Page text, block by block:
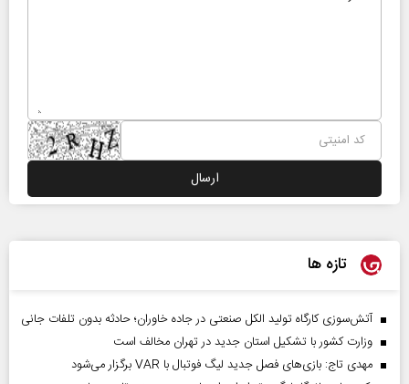
تازه ها
آتش‌سوزی کارگاه تولید الکل صنعتی در جاده خاوران؛ حادثه بدون تلفات جانی
وزارت کشور با تشکیل استان جدید در تهران مخالف است
مهدی تاج: بازی‌های فصل جدید لیگ فوتبال با VAR برگزار می‌شود